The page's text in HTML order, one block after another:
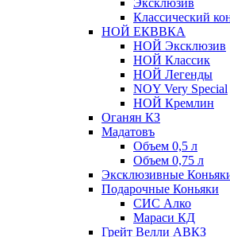
Эксклюзив
Классический
НОЙ ЕКВВКА
НОЙ Эксклюзив
НОЙ Классик
НОЙ Легенды
NOY Very Speсial
НОЙ Кремлин
Оганян КЗ
Мадатовъ
Объем 0,5 л
Объем 0,75 л
Эксклюзивные
Подарочные Коньяки
СИС Алко
Мараси КД
Грейт Велли АВКЗ